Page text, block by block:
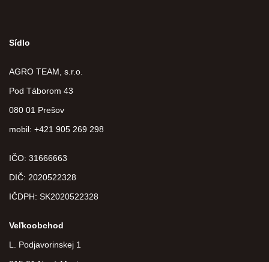
Sídlo
AGRO TEAM, s.r.o.
Pod Táborom 43
080 01 Prešov
mobil: +421 905 269 298
IČO: 31666663
DIČ: 2020522328
IČDPH: SK2020522328
Veľkoobchod
L. Podjavorinskej 1